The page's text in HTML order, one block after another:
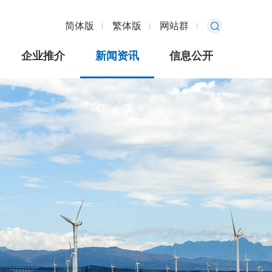
简体版 繁体版 网站群
企业推介 新闻资讯 信息公开